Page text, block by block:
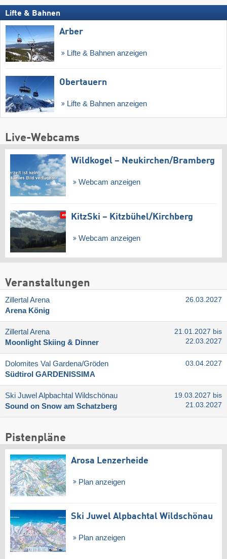
Lifte & Bahnen
Arber
Lifte & Bahnen anzeigen
Obertauern
Lifte & Bahnen anzeigen
Live-Webcams
Wildkogel – Neukirchen/​Bramberg
Webcam anzeigen
KitzSki – Kitzbühel/​Kirchberg
Webcam anzeigen
Veranstaltungen
Zillertal Arena
Arena König
26.03.2027
Zillertal Arena
Moonlight Skiing & Dinner
21.01.2027 bis
22.03.2027
Dolomites Val Gardena/​Gröden
Südtirol GARDENISSIMA
03.04.2027
Ski Juwel Alpbachtal Wildschönau
Sound on Snow am Schatzberg
19.03.2027 bis
21.03.2027
Pistenpläne
Arosa Lenzerheide
Plan anzeigen
Ski Juwel Alpbachtal Wildschönau
Plan anzeigen